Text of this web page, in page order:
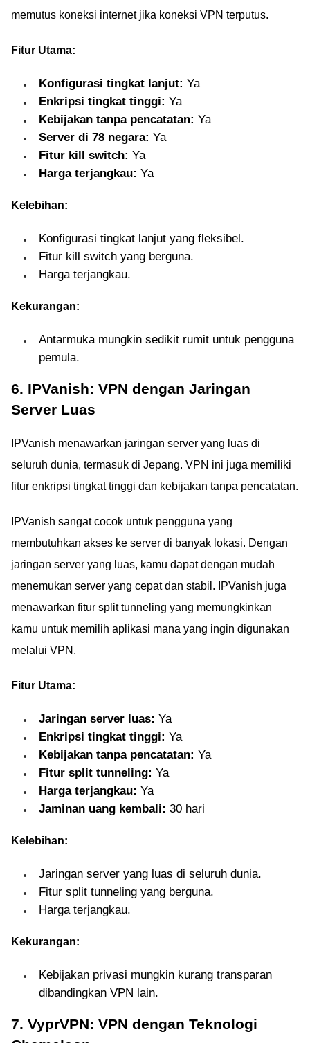
memutus koneksi internet jika koneksi VPN terputus.
Fitur Utama:
Konfigurasi tingkat lanjut: Ya
Enkripsi tingkat tinggi: Ya
Kebijakan tanpa pencatatan: Ya
Server di 78 negara: Ya
Fitur kill switch: Ya
Harga terjangkau: Ya
Kelebihan:
Konfigurasi tingkat lanjut yang fleksibel.
Fitur kill switch yang berguna.
Harga terjangkau.
Kekurangan:
Antarmuka mungkin sedikit rumit untuk pengguna
pemula.
6. IPVanish: VPN dengan Jaringan
Server Luas
IPVanish menawarkan jaringan server yang luas di
seluruh dunia, termasuk di Jepang. VPN ini juga memiliki
fitur enkripsi tingkat tinggi dan kebijakan tanpa pencatatan.
IPVanish sangat cocok untuk pengguna yang
membutuhkan akses ke server di banyak lokasi. Dengan
jaringan server yang luas, kamu dapat dengan mudah
menemukan server yang cepat dan stabil. IPVanish juga
menawarkan fitur split tunneling yang memungkinkan
kamu untuk memilih aplikasi mana yang ingin digunakan
melalui VPN.
Fitur Utama:
Jaringan server luas: Ya
Enkripsi tingkat tinggi: Ya
Kebijakan tanpa pencatatan: Ya
Fitur split tunneling: Ya
Harga terjangkau: Ya
Jaminan uang kembali: 30 hari
Kelebihan:
Jaringan server yang luas di seluruh dunia.
Fitur split tunneling yang berguna.
Harga terjangkau.
Kekurangan:
Kebijakan privasi mungkin kurang transparan
dibandingkan VPN lain.
7. VyprVPN: VPN dengan Teknologi